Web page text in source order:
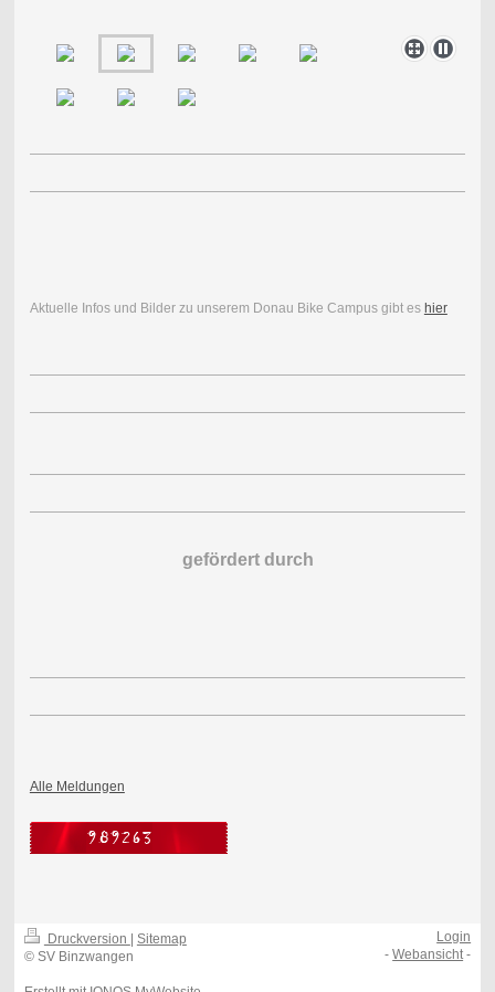
Aktuelle Infos und Bilder zu unserem Donau Bike Campus gibt es hier
gefördert durch
Alle Meldungen
Druckversion
Sitemap
© SV Binzwangen
Login
-Webansicht-